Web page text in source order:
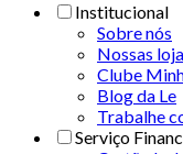
Institucional
Sobre nós
Nossas
Clube
Blog da Le
Trabalhe
Serviço